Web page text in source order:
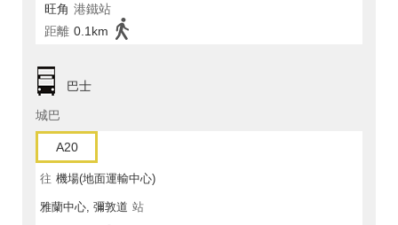
旺角 港鐵站
距離 0.1km
巴士
城巴
A20
往 機場(地面運輸中心)
雅蘭中心, 彌敦道 站